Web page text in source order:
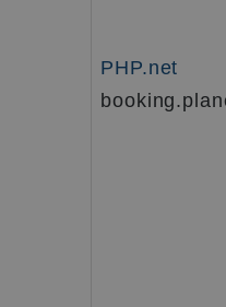
PHP.net